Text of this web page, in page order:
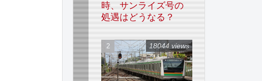
時、サンライズ号の
処遇はどうなる？
18044 views